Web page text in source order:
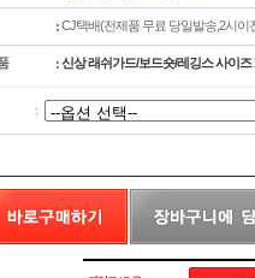
:CJ택배(전제품 무료 당일발송,2시이
:신상 래쉬가드/보드숏/레깅스 사이
: